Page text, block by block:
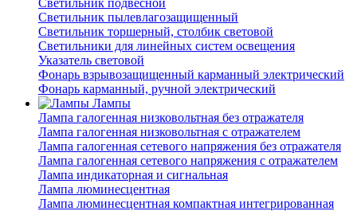
Светильник подвесной
Светильник пылевлагозащищенный
Светильник торшерный, столбик световой
Светильники для линейных систем освещения
Указатель световой
Фонарь взрывозащищенный карманный электрический
Фонарь карманный, ручной электрический
Лампы
Лампа галогенная низковольтная без отражателя
Лампа галогенная низковольтная с отражателем
Лампа галогенная сетевого напряжения без отражателя
Лампа галогенная сетевого напряжения с отражателем
Лампа индикаторная и сигнальная
Лампа люминесцентная
Лампа люминесцентная компактная интегрированная